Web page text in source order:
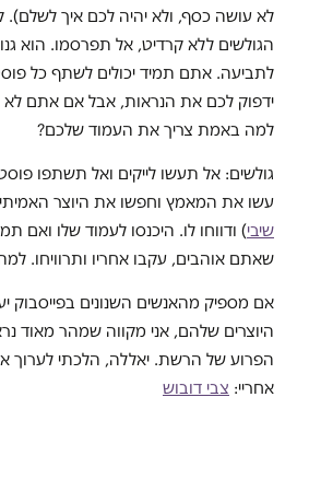
לא עושה כסף, ולא יהיה לכם איך
הגולשים ללא קרדיט, אל תפרסמו. הוא
לתביעה. אתם תמיד יכולים לשתף כל פוסט
ידפוק לכם את הנראות, אבל אם אתם לא
למה באמת צריך את העמוד שלכם?
גולשים: אל תעשו לייקים ואל תשתפו
עשו את המאמץ וחפשו את היוצר האמיתי (90%
שיבי) ודווחו לו. היכנסו לעמוד שלו ואם
שאתם אוהבים, עקבו אחריו ותרוויחו.
אם מספיק מהאנשים השנונים בפייסבוק
היוצרים שלהם, אני מקווה שמהר מאוד
הפרוע של הרשת. יאללה, הלכתי לערוך
אחריי: צבי דובוש